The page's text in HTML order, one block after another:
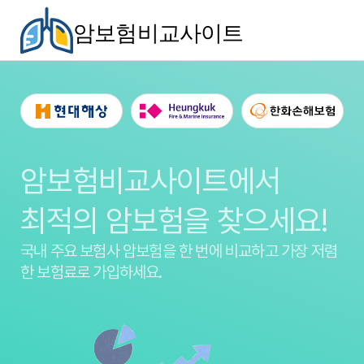
암보험비교사이트
암보험비교사이트에서
최적의 암보험을 찾으세요!
국내 주요 보험사 암보험을한 번에 비교하고 가장 저렴
한 보험료로 가입하세요.